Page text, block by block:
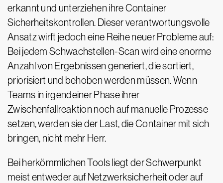
erkannt und unterziehen ihre Container
Sicherheitskontrollen. Dieser verantwortungsvolle
Ansatz wirft jedoch eine Reihe neuer Probleme auf:
Bei jedem Schwachstellen-Scan wird eine enorme
Anzahl von Ergebnissen generiert, die sortiert,
priorisiert und behoben werden müssen. Wenn
Teams in irgendeiner Phase ihrer
Zwischenfallreaktion noch auf manuelle Prozesse
setzen, werden sie der Last, die Container mit sich
bringen, nicht mehr Herr.
Bei herkömmlichen Tools liegt der Schwerpunkt
meist entweder auf Netzwerksicherheit oder auf